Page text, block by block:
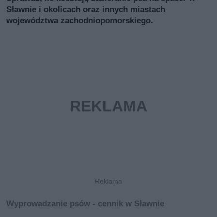
Sławnie i okolicach oraz innych miastach
województwa zachodniopomorskiego.
Wyprowadzanie psów - cennik w Sławnie